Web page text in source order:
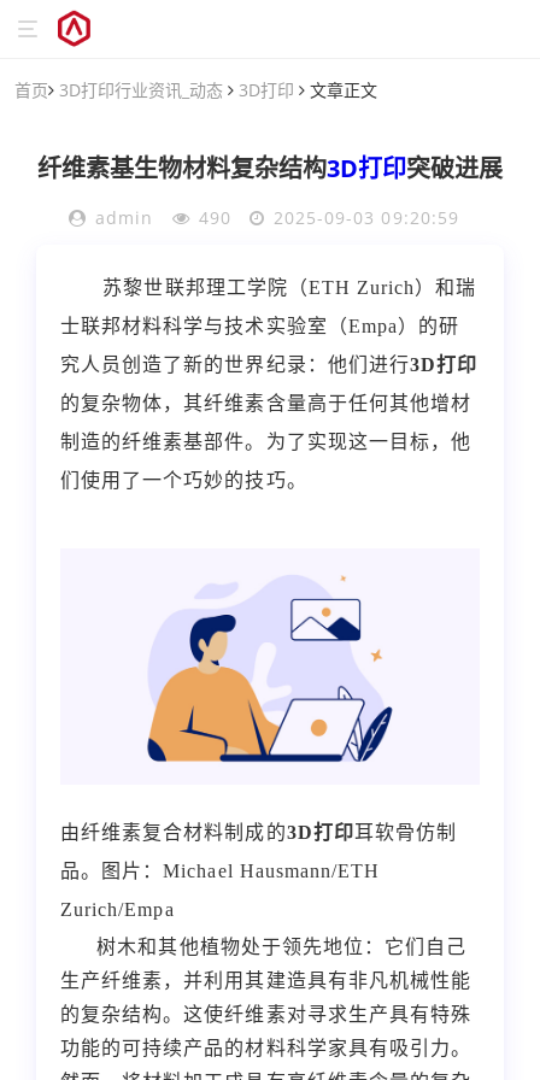
首页 3D打印行业资讯_动态 3D打印 文章正文
纤维素基生物材料复杂结构3D打印突破进展
admin 490 2025-09-03 09:20:59
苏黎世联邦理工学院（ETH Zurich）和瑞
士联邦材料科学与技术实验室（Empa）的研
究人员创造了新的世界纪录：他们进行3D打印
的复杂物体，其纤维素含量高于任何其他增材
制造的纤维素基部件。为了实现这一目标，他
们使用了一个巧妙的技巧。
由纤维素复合材料制成的3D打印耳软骨仿制
品。图片：Michael Hausmann/ETH
Zurich/Empa
树木和其他植物处于领先地位：它们自己
生产纤维素，并利用其建造具有非凡机械性能
的复杂结构。这使纤维素对寻求生产具有特殊
功能的可持续产品的材料科学家具有吸引力。